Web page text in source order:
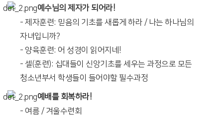
예수님의 제자가 되어라!
- 제자훈련: 믿음의 기초를 새롭게 하라 / 나는 하나님의
자녀입니까?
- 양육훈련: 어 성경이 읽어지네!
- 셀(훈련): 십대들이 신앙기초를 세우는 과정으로 모든
청소년부서 학생들이 들어야할 필수과정
예배를 회복하라!
- 여름 / 겨울수련회